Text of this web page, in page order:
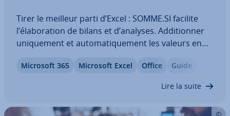
Tirer le meilleur parti d’Excel : SOMME.SI facilite
l’éla­bo­ra­tion de bilans et d’analyses. Ad­di­tion­ner
uni­que­ment et au­to­ma­ti­que­ment les valeurs en
complexes : Excel vous facilite le travail avec la
Microsoft 365 Microsoft Excel Office Guide
Lire la suite